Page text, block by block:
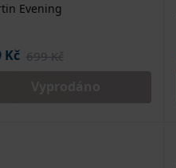
Evening
Kč 699 Kč